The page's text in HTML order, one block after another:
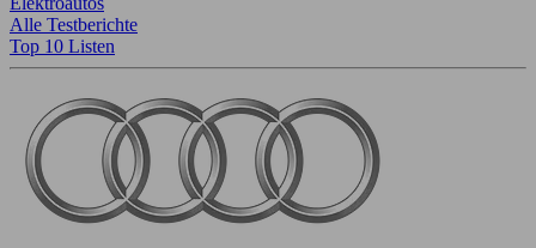
Alle Testberichte
Top 10 Listen